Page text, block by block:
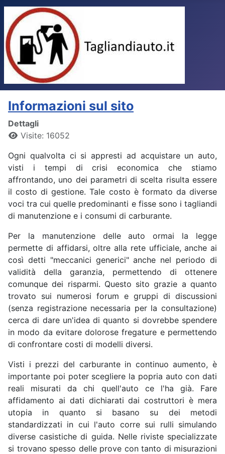
Informazioni sul sito
Dettagli
Visite: 16052
Ogni qualvolta ci si appresti ad acquistare un auto,
visti i tempi di crisi economica che stiamo
affrontando, uno dei parametri di scelta risulta essere
il costo di gestione. Tale costo è formato da diverse
voci tra cui quelle predominanti e fisse sono i tagliandi
di manutenzione e i consumi di carburante.
Per la manutenzione delle auto ormai la legge
permette di affidarsi, oltre alla rete ufficiale, anche ai
così detti "meccanici generici" anche nel periodo di
validità della garanzia, permettendo di ottenere
comunque dei risparmi. Questo sito grazie a quanto
trovato sui numerosi forum e gruppi di discussioni
(senza registrazione necessaria per la consultazione)
cerca di dare un'idea di quanto si dovrebbe spendere
in modo da evitare dolorose fregature e permettendo
di confrontare costi di modelli diversi.
Visti i prezzi del carburante in continuo aumento, è
importante poi poter scegliere la popria auto con dati
reali misurati da chi quell'auto ce l'ha già. Fare
affidamento ai dati dichiarati dai costruttori è mera
utopia in quanto si basano su dei metodi
standardizzati in cui l'auto corre sui rulli simulando
diverse casistiche di guida. Nelle riviste specializzate
si trovano spesso delle prove con tanto di misurazioni